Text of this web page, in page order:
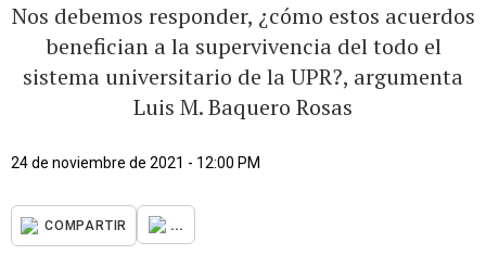
Nos debemos responder, ¿cómo estos acuerdos
benefician a la supervivencia del todo el
sistema universitario de la UPR?, argumenta
Luis M. Baquero Rosas
24 de noviembre de 2021 - 12:00 PM
COMPARTIR ...